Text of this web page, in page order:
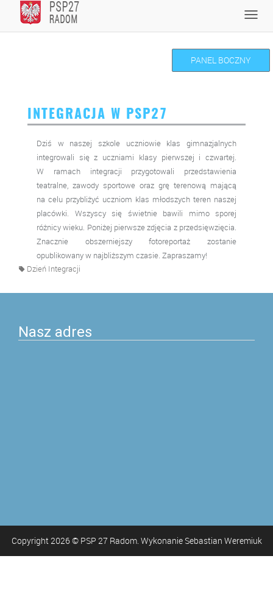
content
PANEL BOCZNY
INTEGRACJA W PSP27
Dziś w naszej szkole uczniowie klas gimnazjalnych
integrowali się z uczniami klasy pierwszej i czwartej.
W ramach integracji przygotowali przedstawienia
teatralne, zawody sportowe oraz grę terenową mającą
na celu przybliżyć uczniom klas młodszych teren naszej
placówki. Wszyscy się świetnie bawili mimo sporej
różnicy wieku. Poniżej pierwsze zdjęcia z przedsięwzięcia.
Znacznie obszerniejszy fotoreportaż zostanie
opublikowany w najbliższym czasie. Zapraszamy!
Dzień Integracji
Nasz adres
Copyright2026© PSP 27 Radom. Wykonanie Sebastian Weremiuk